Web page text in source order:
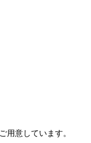
用意しています。